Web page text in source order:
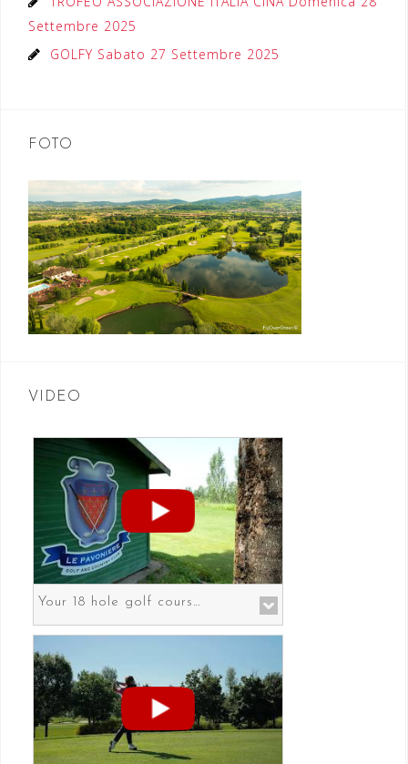
Settembre 2025
GOLFY Sabato 27 Settembre 2025
FOTO
VIDEO
Your 18 hole golf course in Prato the gateway to Florence